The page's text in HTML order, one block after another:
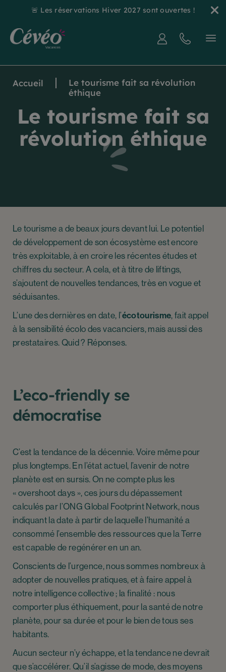
🚨 Les réservations Hiver 2027 sont ouvertes !
Accueil
Le tourisme fait sa révolution
éthique
Le tourisme fait sa
révolution éthique
Le tourisme a de beaux jours devant lui. Le potentiel
de développement de son écosystème est encore
très exploitable, à en croire les récentes études et
chiffres du secteur. A cela, et à titre de liftings,
s’ajoutent de nouvelles tendances, très en vogue et
séduisantes.
L’une des dernières en date, l’écotourisme, fait appel
à la sensibilité écolo des vacanciers, mais aussi des
prestataires. Quid ? Réponses.
L’eco-friendly se
démocratise
C’est la tendance de la décennie. Voire même pour
plus longtemps. En l’état actuel, l’avenir de notre
planète est en sursis. On ne compte plus les
« overshoot days », ces jours du dépassement
calculés par l’ONG Global Footprint Network, nous
indiquant la date à partir de laquelle l’humanité a
consommé l’ensemble des ressources que la Terre
est capable de regénérer en un an.
Conscients de l’urgence, nous sommes nombreux à
adopter de nouvelles pratiques, et à faire appel à
notre intelligence collective ; la finalité : nous
comporter plus éthiquement, pour la santé de notre
planète, pour sa durée et pour le bien de tous ses
habitants.
Aucun secteur n’y échappe, et la tendance ne devrait
que s’accélérer. Qu’il s’agisse de mode, des moyens